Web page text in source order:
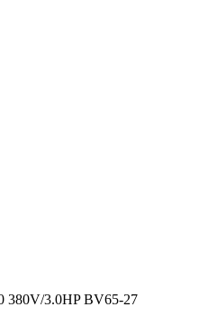
380V/3.0HP BV65-27